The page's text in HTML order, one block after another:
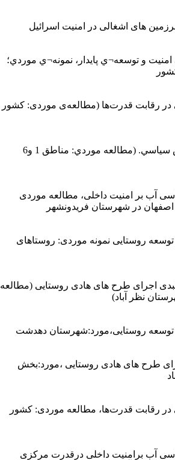
های اشغالی در امنیت اسرائیل
و توسعه¬ي پايدار، نمونه¬ي موردي؛
در رقابت قدرت‌ها (مطالعه‌ی موردی: کشور
تاثيرهويت مکاني بر کنش سياسي. (مطالعه موردي: مناطق 1 و6
آب بر امنیت داخلی، مطالعه موردی
در شهرستان فریدونشهر
روستایی نمونه موردی: روستاهای
اجرای طرح های هادی روستایی (مطالعه
نظر آباد)
روستایی،مورد:شهرستان دهدشت
طرح های هادی روستایی ،مورد:بخش
رقابت قدرت‌ها، مطالعه موردی: کشور
آب برامنیت داخلی درقدرت مرکزی